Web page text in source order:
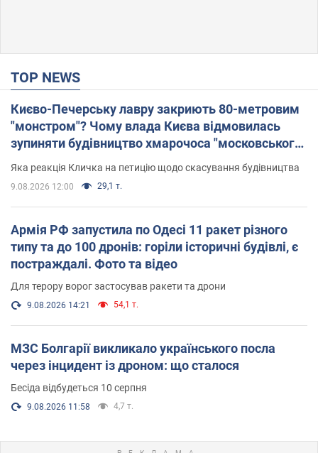
TOP NEWS
Києво-Печерську лавру закриють 80-метровим
"монстром"? Чому влада Києва відмовилась
зупиняти будівництво хмарочоса "московського
вірянина"
Яка реакція Кличка на петицію щодо скасування будівництва
9.08.2026 12:00 29,1 т.
Армія РФ запустила по Одесі 11 ракет різного
типу та до 100 дронів: горіли історичні будівлі, є
постраждалі. Фото та відео
Для терору ворог застосував ракети та дрони
9.08.2026 14:21 54,1 т.
МЗС Болгарії викликало українського посла
через інцидент із дроном: що сталося
Бесіда відбудеться 10 серпня
9.08.2026 11:58 4,7 т.